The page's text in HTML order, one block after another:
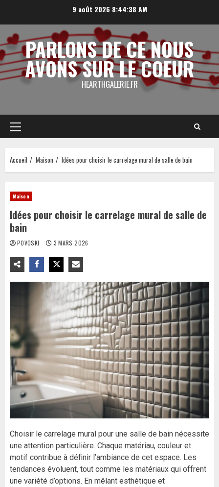
9 août 2026 8:44:39 AM
PARLONS DE CE NOUS
AVONS SUR LE COEUR
HEARTHGALERIE.FR
Menu
principal
Accueil Maison Idées pour choisir le carrelage mural de salle de bain
Maison
Idées pour choisir le carrelage mural de salle de
bain
POVOSKI 3 MARS 2026
Choisir le carrelage mural pour une salle de bain nécessite
une attention particulière. Chaque matériau, couleur et
motif contribue à définir l’ambiance de cet espace. Les
tendances évoluent, tout comme les matériaux qui offrent
une variété d’options. En mêlant esthétique et